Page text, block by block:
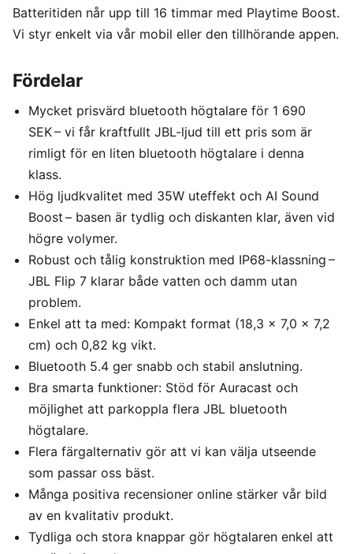
Batteritiden når upp till 16 timmar med Playtime Boost.
Vi styr enkelt via vår mobil eller den tillhörande appen.
Fördelar
Mycket prisvärd bluetooth högtalare för 1 690
SEK – vi får kraftfullt JBL-ljud till ett pris som är
rimligt för en liten bluetooth högtalare i denna
klass.
Hög ljudkvalitet med 35W uteffekt och AI Sound
Boost – basen är tydlig och diskanten klar, även vid
högre volymer.
Robust och tålig konstruktion med IP68-klassning –
JBL Flip 7 klarar både vatten och damm utan
problem.
Enkel att ta med: Kompakt format (18,3 x 7,0 x 7,2
cm) och 0,82 kg vikt.
Bluetooth 5.4 ger snabb och stabil anslutning.
Bra smarta funktioner: Stöd för Auracast och
möjlighet att parkoppla flera JBL bluetooth
högtalare.
Flera färgalternativ gör att vi kan välja utseende
som passar oss bäst.
Många positiva recensioner online stärker vår bild
av en kvalitativ produkt.
Tydliga och stora knappar gör högtalaren enkel att